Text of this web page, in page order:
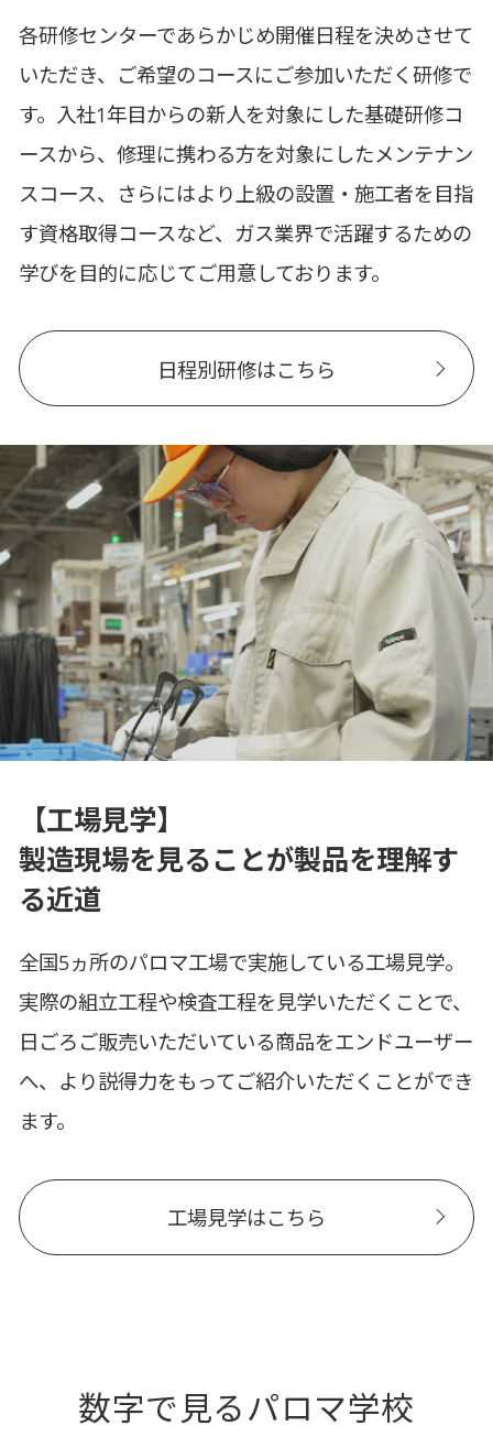
各研修センターであらかじめ開催日程を決めさせて
いただき、ご希望のコースにご参加いただく研修で
す。入社1年目からの新人を対象にした基礎研修コ
ースから、修理に携わる方を対象にしたメンテナン
スコース、さらにはより上級の設置・施工者を目指
す資格取得コースなど、ガス業界で活躍するための
学びを目的に応じてご用意しております。
日程別研修はこちら
【工場見学】
製造現場を見ることが製品を理解す
る近道
全国5ヵ所のパロマ工場で実施している工場見学。
実際の組立工程や検査工程を見学いただくことで、
日ごろご販売いただいている商品をエンドユーザー
へ、より説得力をもってご紹介いただくことができ
ます。
工場見学はこちら
数字で見るパロマ学校